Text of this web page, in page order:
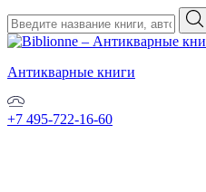
Антикварные книги
+7 495-722-16-60